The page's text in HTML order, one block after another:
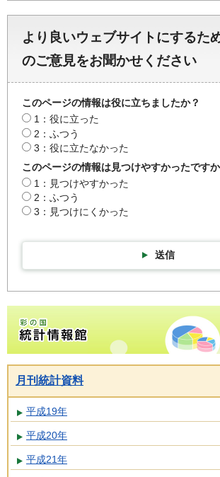
より良いウェブサイトにするた
のご意見をお聞かせください
このページの情報は役に立ちましたか？
1：役に立った
2：ふつう
3：役に立たなかった
このページの情報は見つけやすかったですか
1：見つけやすかった
2：ふつう
3：見つけにくかった
送信
彩の国統計情報館トップペ
月刊統計資料
平成19年
平成20年
平成21年